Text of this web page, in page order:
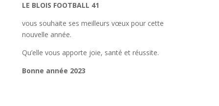
LE BLOIS FOOTBALL 41
vous souhaite ses meilleurs vœux pour cette
nouvelle année.
Qu’elle vous apporte joie, santé et réussite.
Bonne année 2023